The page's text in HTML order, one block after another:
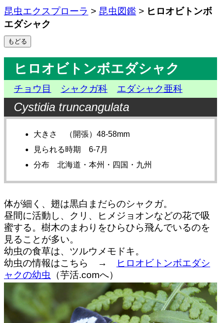
昆虫エクスプローラ > 昆虫図鑑 > ヒロオビトンボ
エダシャク
ヒロオビトンボエダシャク
チョウ目 シャクガ科 エダシャク亜科
Cystidia truncangulata
大きさ （開張）48-58mm
見られる時期 6-7月
分布 北海道・本州・四国・九州
体が細く、翅は黒白まだらのシャクガ。
昼間に活動し、クリ、ヒメジョオンなどの花で吸
蜜する。樹木のまわりをひらひら飛んでいるのを
見ることが多い。
幼虫の食草は、ツルウメモドキ。
幼虫の情報はこちら →
ヒロオビトンボエダシ
ャクの幼虫 （芋活.comへ）